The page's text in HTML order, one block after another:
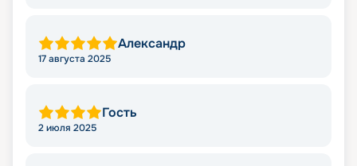
Александр
17 августа 2025
Гость
2 июля 2025